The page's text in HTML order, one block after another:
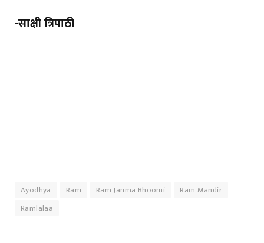
-साक्षी त्रिपाठी
Ayodhya Ram Ram Janma Bhoomi
Ram Mandir
Ramlalaa